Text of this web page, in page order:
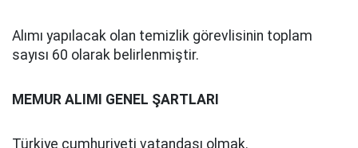
Alımı yapılacak olan temizlik görevlisinin toplam
sayısı 60 olarak belirlenmiştir.
MEMUR ALIMI GENEL ŞARTLARI
Türkiye cumhuriyeti vatandaşı olmak.